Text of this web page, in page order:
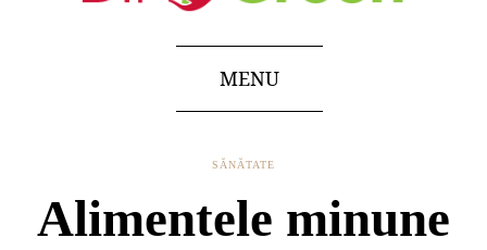
MENU
SĂNĂTATE
Alimentele minune